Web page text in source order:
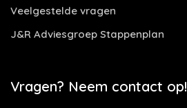
Veelgestelde vragen
J&R Adviesgroep Stappenplan
Vragen? Neem contact op!